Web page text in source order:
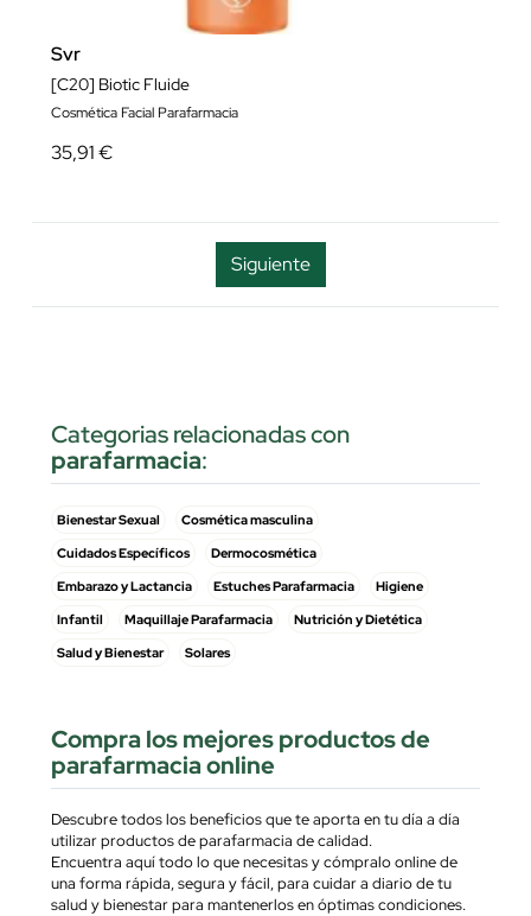
Svr
[C20] Biotic Fluide
Cosmética Facial Parafarmacia
35,91 €
Siguiente
Categorias relacionadas con
parafarmacia:
Bienestar Sexual
Cosmética masculina
Cuidados Específicos
Dermocosmética
Embarazo y Lactancia
Estuches Parafarmacia
Higiene
Infantil
Maquillaje Parafarmacia
Nutrición y Dietética
Salud y Bienestar
Solares
Compra los mejores productos de
parafarmacia online
Descubre todos los beneficios que te aporta en tu día a día
utilizar productos de parafarmacia de calidad.
Encuentra aquí todo lo que necesitas y cómpralo online de
una forma rápida, segura y fácil, para cuidar a diario de tu
salud y bienestar para mantenerlos en óptimas condiciones.